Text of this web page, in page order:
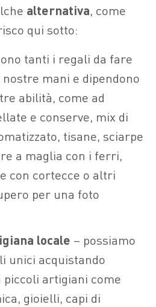
alternativa, come
qui sotto:
tanti i regali da fare
mani e dipendono
abilità, come ad
e conserve, mix di
tisane, sciarpe
a maglia con i ferri,
con cortecce o altri
per una foto
locale – possiamo
unici acquistando
artigiani come
gioielli, capi di